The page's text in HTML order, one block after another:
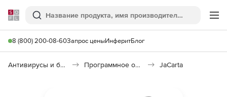
Softline
Поиск
8 (800) 200-08-60Запрос ценыИнферитБлог
Антивирусы и безопасность Программное обеспечение для контроля доступа JaCarta